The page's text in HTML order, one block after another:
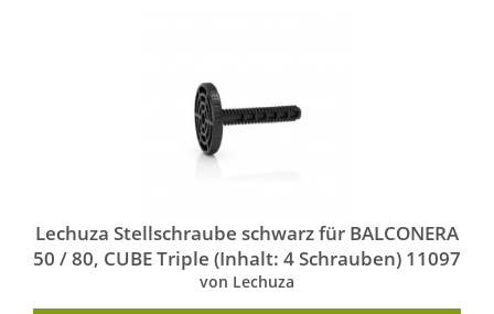
Lechuza Stellschraube schwarz für BALCONERA
50 / 80, CUBE Triple (Inhalt: 4 Schrauben) 11097
von Lechuza